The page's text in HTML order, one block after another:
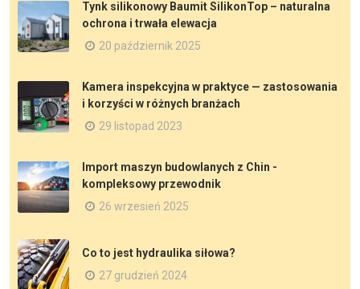
Tynk silikonowy Baumit SilikonTop – naturalna
ochrona i trwała elewacja
20 październik 2025
Kamera inspekcyjna w praktyce — zastosowania
i korzyści w różnych branżach
29 listopad 2023
Import maszyn budowlanych z Chin -
kompleksowy przewodnik
26 wrzesień 2025
Co to jest hydraulika siłowa?
27 grudzień 2024